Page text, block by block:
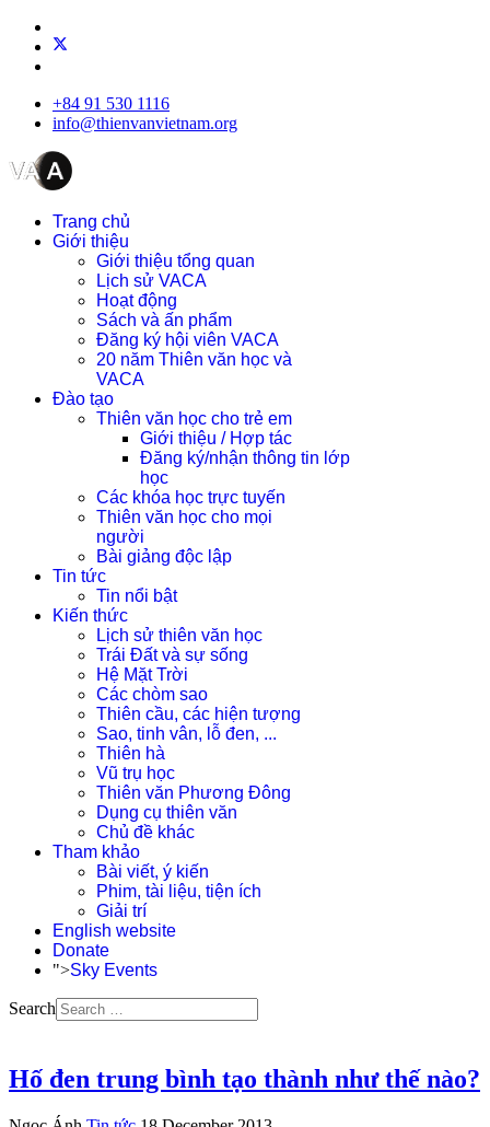
+84 91 530 1116
info@thienvanvietnam.org
Trang chủ
Giới thiệu
Giới thiệu tổng quan
Lịch sử VACA
Hoạt động
Sách và ấn phẩm
Đăng ký hội viên VACA
20 năm Thiên văn học và
VACA
Đào tạo
Thiên văn học cho trẻ em
Giới thiệu / Hợp tác
Đăng ký/nhận thông tin lớp
học
Các khóa học trực tuyến
Thiên văn học cho mọi
người
Bài giảng độc lập
Tin tức
Tin nổi bật
Kiến thức
Lịch sử thiên văn học
Trái Đất và sự sống
Hệ Mặt Trời
Các chòm sao
Thiên cầu, các hiện tượng
Sao, tinh vân, lỗ đen, ...
Thiên hà
Vũ trụ học
Thiên văn Phương Đông
Dụng cụ thiên văn
Chủ đề khác
Tham khảo
Bài viết, ý kiến
Phim, tài liệu, tiện ích
Giải trí
English website
Donate
">Sky Events
Search
Hố đen trung bình tạo thành như thế nào?